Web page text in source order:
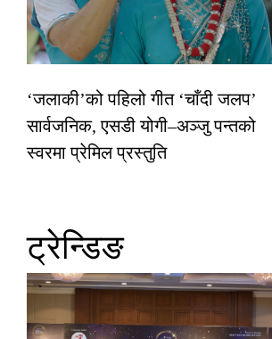
‘जलाकी’को पहिलो गीत ‘चाँदी जलप’
सार्वजनिक, एसडी योगी–अञ्जु पन्तको
स्वरमा प्रेमिल प्रस्तुति
ट्रेन्डिङ